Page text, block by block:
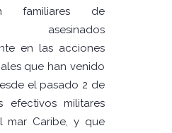
familiares de
asesinados
en las acciones
que han venido
el pasado 2 de
efectivos militares
mar Caribe, y que